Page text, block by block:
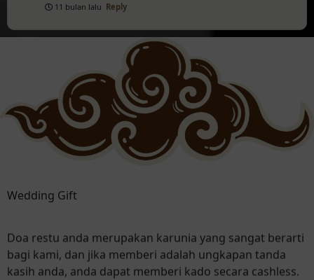
11 bulan lalu Reply
Wedding Gift
Doa restu anda merupakan karunia yang sangat berarti
bagi kami, dan jika memberi adalah ungkapan tanda
kasih anda, anda dapat memberi kado secara cashless.